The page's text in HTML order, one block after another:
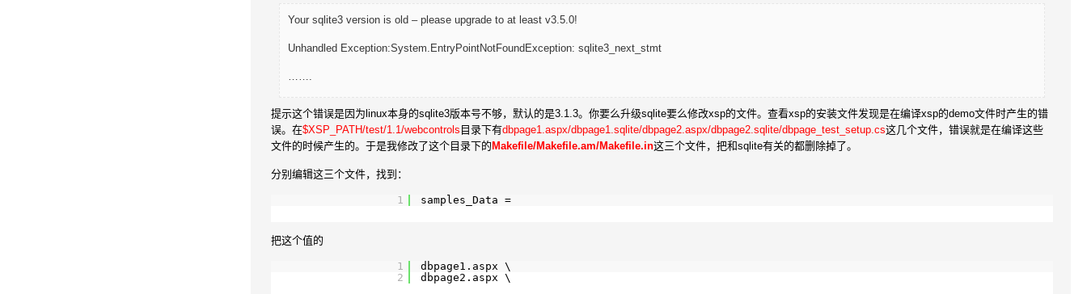
Your sqlite3 version is old – please upgrade to at least v3.5.0!
Unhandled Exception:System.EntryPointNotFoundException: sqlite3_next_stmt
…….
提示这个错误是因为linux本身的sqlite3版本号不够，默认的是3.1.3。你要么升级sqlite要么修改xsp的文件。查看xsp的安装文件发现是在编译xsp的demo文件时产生的错
误。在$XSP_PATH/test/1.1/webcontrols 目录下有dbpage1.aspx/dbpage1.sqlite/dbpage2.aspx/dbpage2.sqlite/dbpage_test_setup.cs这几个文件，错误就是在编译这些
文件的时候产生的。于是我修改了这个目录下的 Makefile/Makefile.am/Makefile.in这三个文件，把和sqlite有关的都删除掉了。
分别编辑这三个文件，找到：
1 samples_Data =
把这个值的
1
2
dbpage1.aspx \
dbpage2.aspx \